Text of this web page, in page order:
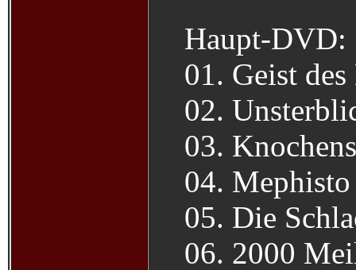
Haupt-DVD:
01. Geist
02.
03.
04. Mephisto
05. Die
06. 2000